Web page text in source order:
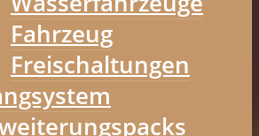
Fahrzeug
Freischaltungen